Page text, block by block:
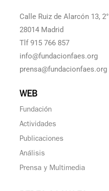
Calle Ruiz de Alarcón 13, 2°
28014 Madrid
Tlf 915 766 857
info@fundacionfaes.org
prensa@fundacionfaes.org
WEB
Fundación
Actividades
Publicaciones
Análisis
Prensa y Multimedia